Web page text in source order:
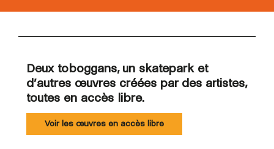
Deux toboggans, un skatepark et
d’autres œuvres créées par des artistes,
toutes en accès libre.
Voir les œuvres en accès libre